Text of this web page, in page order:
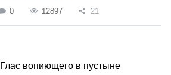
0 12897 21
Глас вопиющего в пустыне